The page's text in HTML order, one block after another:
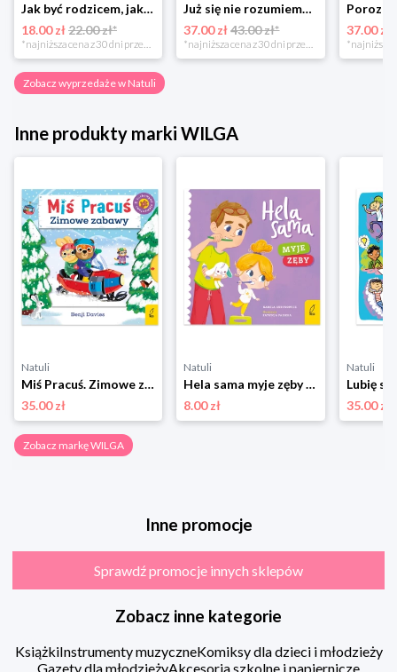
Jak być rodzicem, jakim zawsze chciałeś być Media rodzina
18.00 zł22.00 zł*
*najniższa cena z 30 dni przed obniżką
Już się nie rozumiemy! Jak przeżyć czas trzaskających drzwi Esprit
37.00 zł 43.00 zł*
*najniższa cena z 30 dni przed obniżką
37.00 zł
Zobacz wyprzedaże w Natuli
Inne produkty marki WILGA
Natuli
Miś Pracuś. Zimowe zabawy Wilga
35.00 zł
Natuli
Hela sama myje zęby Wilga
8.00 zł
Natuli
Lubię
35.00 zł
Zobacz markę WILGA
Inne promocje
Sprawdź promocje innych sklepów
Zobacz inne kategorie
KsiążkiInstrumenty muzyczneKomiksy dla dzieci i młodzieży
Gazety dla młodzieżyAkcesoria szkolne i papiernicze